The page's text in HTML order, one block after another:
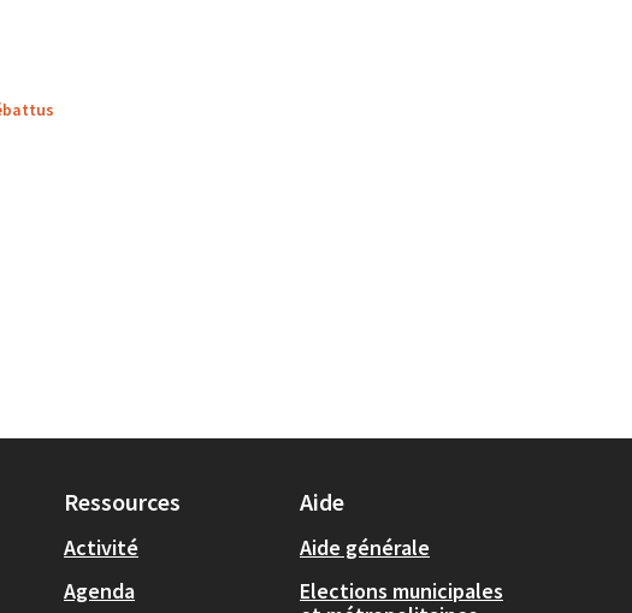
Ressources
Activité
Agenda
Aide
Aide générale
Elections municipales